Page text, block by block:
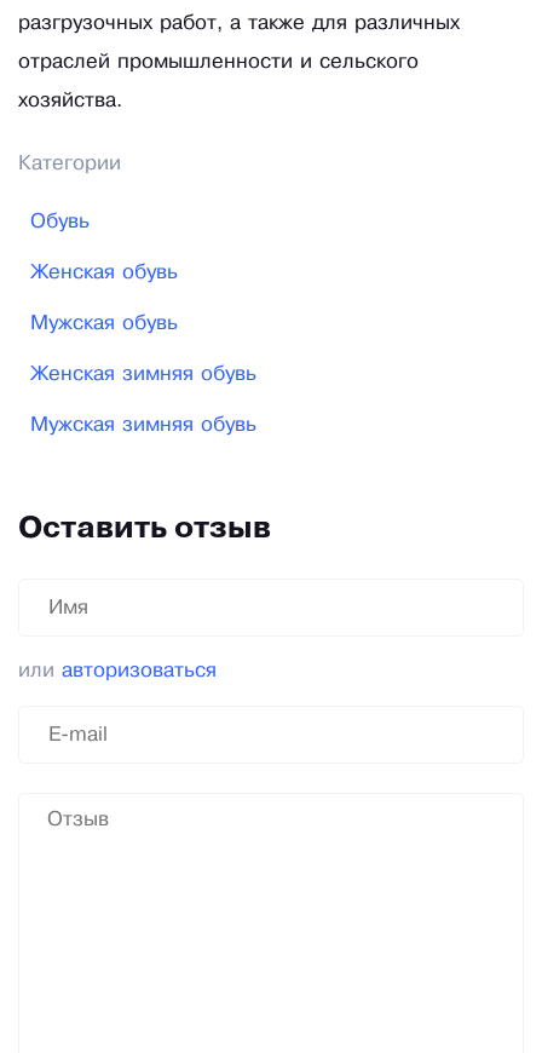
разгрузочных работ, а также для различных
отраслей промышленности и сельского
хозяйства.
Категории
Обувь
Женская обувь
Мужская обувь
Женская зимняя обувь
Мужская зимняя обувь
Оставить отзыв
или авторизоваться